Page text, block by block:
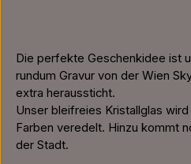
Die perfekte Geschenkidee ist
rundum Gravur von der Wien
extra heraussticht.
Unser bleifreies Kristallglas
Farben veredelt. Hinzu kommt
der Stadt.